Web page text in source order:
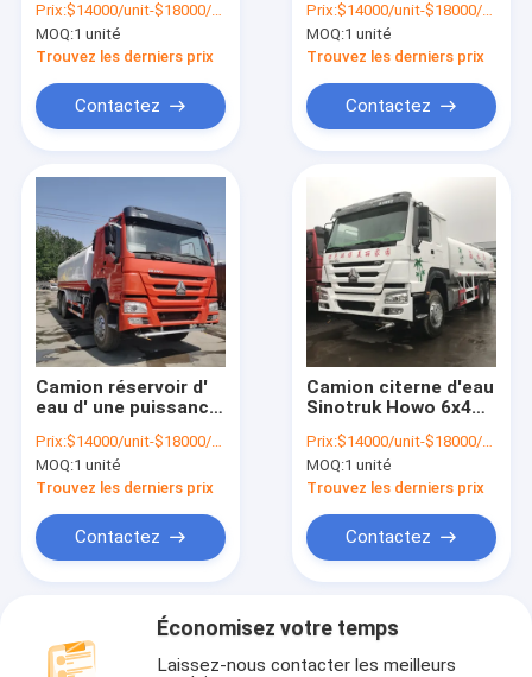
mètres cubes
Prix:$14000/unit-$18000/unit
MOQ:1 unité
Trouvez les derniers prix
Contactez
Prix:$14000/unit-$18000/unit
MOQ:1 unité
Trouvez les derniers prix
Contactez
Camion réservoir d'
eau d' une puissance
camion de stockage
d' eau de 20000
litres.
Prix:$14000/unit-$18000/unit
MOQ:1 unité
Trouvez les derniers prix
Contactez
Camion citerne d'eau
Sinotruk Howo 6x4
Prix:$14000/unit-$18000/unit
MOQ:1 unité
Trouvez les derniers prix
Contactez
Économisez votre temps
Laissez-nous contacter les meilleurs